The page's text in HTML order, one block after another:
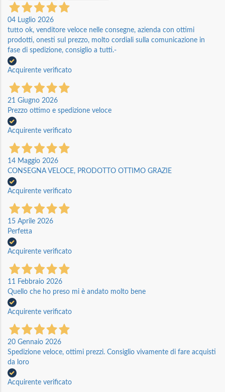
04 Luglio 2026
tutto ok, venditore veloce nelle consegne, azienda con ottimi
prodotti, onesti sul prezzo, molto cordiali sulla comunicazione in
fase di spedizione, consiglio a tutti.-
Acquirente verificato
21 Giugno 2026
Prezzo ottimo e spedizione veloce
Acquirente verificato
14 Maggio 2026
CONSEGNA VELOCE, PRODOTTO OTTIMO GRAZIE
Acquirente verificato
15 Aprile 2026
Perfetta
Acquirente verificato
11 Febbraio 2026
Quello che ho preso mi è andato molto bene
Acquirente verificato
20 Gennaio 2026
Spedizione veloce, ottimi prezzi. Consiglio vivamente di fare acquisti
da loro
Acquirente verificato